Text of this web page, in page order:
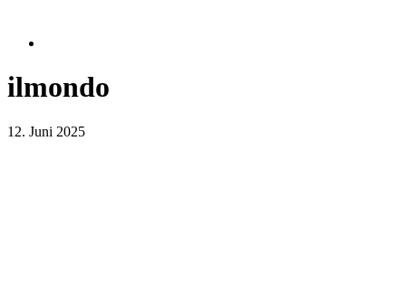
ilmondo
12. Juni 2025